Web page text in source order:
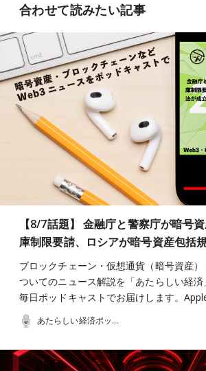
合わせて読みたい記事
【8/7話題】 金融庁と警察庁が暗号
庫制限要請、ロシアが暗号資産包括
ブロックチェーン・仮想通貨（暗号資産
ついてのニュース解説を「あたらしい経
毎日ポッドキャストでお届けします。
あたらしい経済ポッドキャスト